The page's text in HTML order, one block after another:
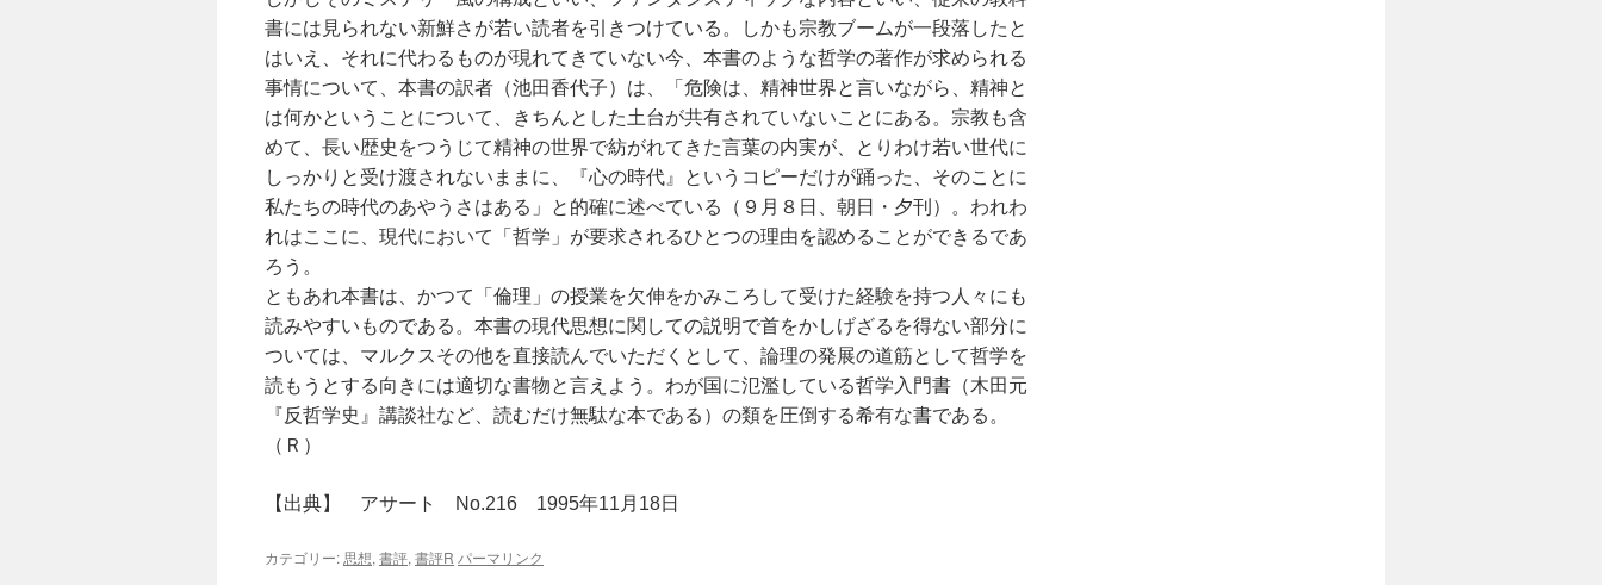
書には見られない新鮮さが若い読者を引きつけている。しかも宗教ブームが一段落したと
はいえ、それに代わるものが現れてきていない今、本書のような哲学の著作が求められる
事情について、本書の訳者（池田香代子）は、「危険は、精神世界と言いながら、精神と
は何かということについて、きちんとした土台が共有されていないことにある。宗教も含
めて、長い歴史をつうじて精神の世界で紡がれてきた言葉の内実が、とりわけ若い世代に
しっかりと受け渡されないままに、『心の時代』というコピーだけが踊った、そのことに
私たちの時代のあやうさはある」と的確に述べている（９月８日、朝日・夕刊）。われわ
れはここに、現代において「哲学」が要求されるひとつの理由を認めることができるであ
ろう。
ともあれ本書は、かつて「倫理」の授業を欠伸をかみころして受けた経験を持つ人々にも
読みやすいものである。本書の現代思想に関しての説明で首をかしげざるを得ない部分に
ついては、マルクスその他を直接読んでいただくとして、論理の発展の道筋として哲学を
読もうとする向きには適切な書物と言えよう。わが国に氾濫している哲学入門書（木田元
『反哲学史』講談社など、読むだけ無駄な本である）の類を圧倒する希有な書である。
（Ｒ）
【出典】 アサート No.216 1995年11月18日
カテゴリー: 思想, 書評, 書評R パーマリンク